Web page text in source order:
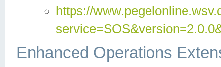
https://
Enhanced Operations